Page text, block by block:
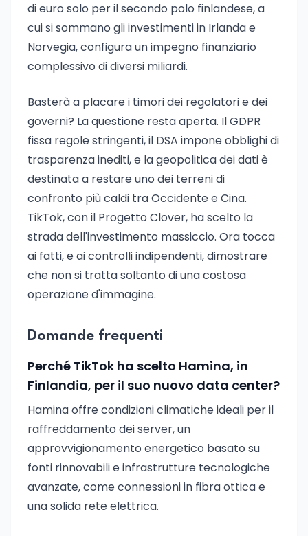
di euro solo per il secondo polo finlandese, a
cui si sommano gli investimenti in Irlanda e
Norvegia, configura un impegno finanziario
complessivo di diversi miliardi.
Basterà a placare i timori dei regolatori e dei
governi? La questione resta aperta. Il GDPR
fissa regole stringenti, il DSA impone obblighi di
trasparenza inediti, e la geopolitica dei dati è
destinata a restare uno dei terreni di
confronto più caldi tra Occidente e Cina.
TikTok, con il Progetto Clover, ha scelto la
strada dell'investimento massiccio. Ora tocca
ai fatti, e ai controlli indipendenti, dimostrare
che non si tratta soltanto di una costosa
operazione d'immagine.
Domande frequenti
Perché TikTok ha scelto Hamina, in
Finlandia, per il suo nuovo data center?
Hamina offre condizioni climatiche ideali per il
raffreddamento dei server, un
approvvigionamento energetico basato su
fonti rinnovabili e infrastrutture tecnologiche
avanzate, come connessioni in fibra ottica e
una solida rete elettrica.